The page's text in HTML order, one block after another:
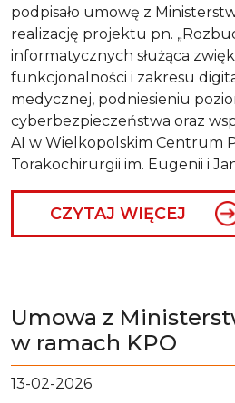
podpisało umowę z
realizację projektu pn.
informatycznych służąca
funkcjonalności i zakresu
medycznej, podniesieniu
cyberbezpieczeństwa oraz
AI w Wielkopolskim Centrum
Torakochirurgii im. Eugenii i
CZYTAJ WIĘCEJ
Umowa z
w ramach KPO
13-02-2026